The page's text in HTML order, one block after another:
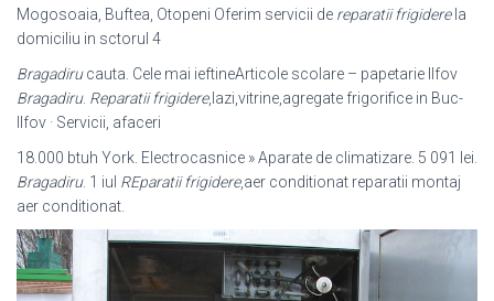
Mogosoaia, Buftea, Otopeni Oferim servicii de reparatii frigiderela
domiciliu in sctorul 4
Bragadirucauta. Cele mai ieftineArticole scolare – papetarie Ilfov
Bragadiru. Reparatii frigidere,lazi,vitrine,agregate frigorifice in Buc-
Ilfov · Servicii, afaceri
18.000 btuh York. Electrocasnice » Aparate de climatizare. 5 091 lei.
Bragadiru. 1 iul REparatii frigidere,aer conditionat reparatii montaj
aer conditionat.